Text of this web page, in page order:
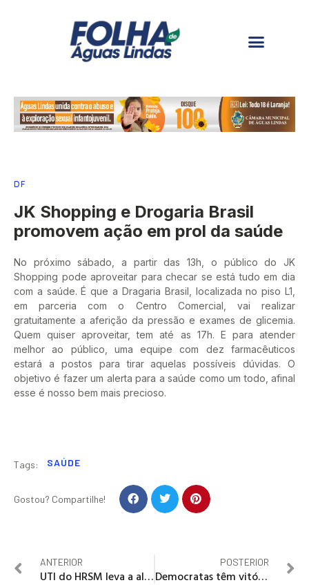
DF
JK Shopping e Drogaria Brasil
promovem ação em prol da saúde
No próximo sábado, a partir das 13h, o público do JK
Shopping pode aproveitar para checar se está tudo em dia
com a saúde. É que a Dragaria Brasil, localizada no piso L1,
em parceria com o Centro Comercial, vai realizar
gratuitamente a aferição da pressão e exames de glicemia.
Quem quiser aproveitar, tem até as 17h. E para atender
melhor ao público, uma equipe com dez farmacêuticos
estará a postos para tirar aquelas possíveis dúvidas. O
objetivo é fazer um alerta para a saúde como um todo, afinal
esse é nosso bem mais precioso.
Tags: SAÚDE
Gostou? Compartilhe!
ANTERIOR
UTI do HRSM leva a alegria do Natal a crianças de Santa Maria
POSTERIOR
Democratas têm vitória histórica no Senado por Alabama